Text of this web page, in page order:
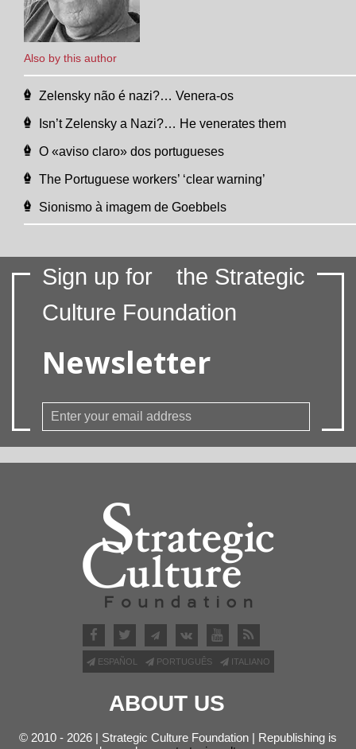
Also by this author
Zelensky não é nazi?… Venera-os
Isn’t Zelensky a Nazi?… He venerates them
O «aviso claro» dos portugueses
The Portuguese workers’ ‘clear warning’
Sionismo à imagem de Goebbels
Sign up for
the Strategic
Culture Foundation
Newsletter
ESPAÑOL PORTUGUÊS ITALIANO
ABOUT US
© 2010 - 2026 | Strategic Culture Foundation | Republishing is